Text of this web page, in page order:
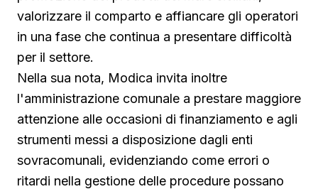
valorizzare il comparto e affiancare gli operatori
in una fase che continua a presentare difficoltà
per il settore.
Nella sua nota, Modica invita inoltre
l'amministrazione comunale a prestare maggiore
attenzione alle occasioni di finanziamento e agli
strumenti messi a disposizione dagli enti
sovracomunali, evidenziando come errori o
ritardi nella gestione delle procedure possano